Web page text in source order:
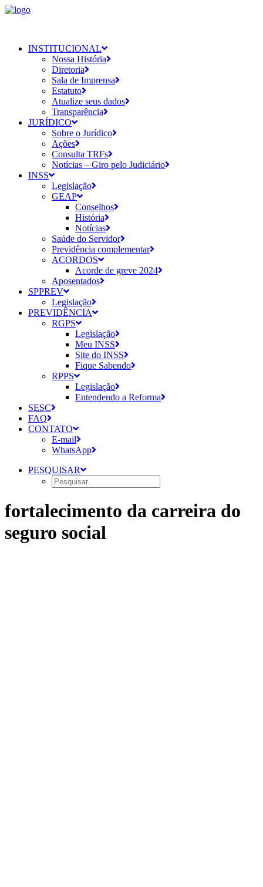
INSTITUCIONAL
Nossa História
Diretoria
Sala de Imprensa
Estatuto
Atualize seus dados
Transparência
JURÍDICO
Sobre o Jurídico
Ações
Consulta TRFs
Notícias – Giro pelo Judiciário
INSS
Legislação
GEAP
Conselhos
História
Notícias
Saúde do Servidor
Previdência complementar
ACORDOS
Acorde de greve 2024
Aposentados
SPPREV
Legislação
PREVIDÊNCIA
RGPS
Legislação
Meu INSS
Site do INSS
Fique Sabendo
RPPS
Legislação
Entendendo a Reforma
SESC
FAQ
CONTATO
E-mail
WhatsApp
PESQUISAR
fortalecimento da carreira do
seguro social